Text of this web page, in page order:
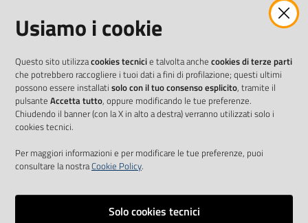
Usiamo i cookie
Questo sito utilizzacookies tecnicie talvolta anche cookies di terze parti
che potrebbero raccogliere i tuoi dati a fini di profilazione; questi ultimi
possono essere installati solo con il tuo consenso esplicito, tramite il
pulsante Accetta tutto, oppure modificando le tue preferenze.
Chiudendo il banner (con la X in alto a destra) verranno utilizzati solo i
cookies tecnici.
Per maggiori informazioni e per modificare le tue preferenze, puoi
consultare la nostraCookie Policy.
Solo cookies tecnici